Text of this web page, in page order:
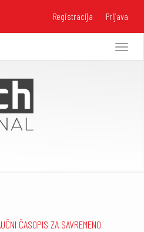
Registracija Prijava
Toggle
ČASOPIS ZA SAVREMENO